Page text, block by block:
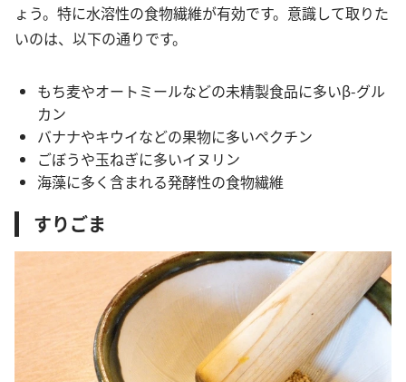
ょう。特に水溶性の食物繊維が有効です。意識して取りた
いのは、以下の通りです。
もち麦やオートミールなどの未精製食品に多いβ-グル
カン
バナナやキウイなどの果物に多いペクチン
ごぼうや玉ねぎに多いイヌリン
海藻に多く含まれる発酵性の食物繊維
すりごま